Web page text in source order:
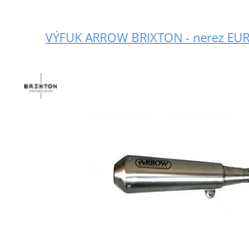
VÝFUK ARROW BRIXTON - nerez